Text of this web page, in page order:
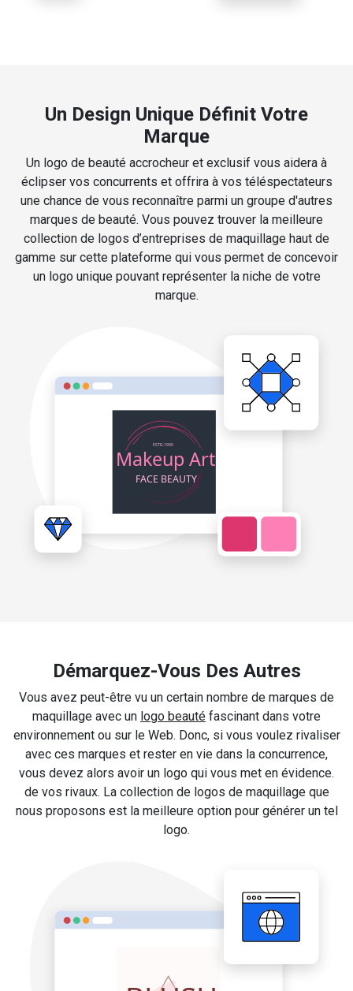
Un Design Unique Définit Votre
Marque
Un logo de beauté accrocheur et exclusif vous aidera à
éclipser vos concurrents et offrira à vos téléspectateurs
une chance de vous reconnaître parmi un groupe d'autres
marques de beauté. Vous pouvez trouver la meilleure
collection de logos d’entreprises de maquillage haut de
gamme sur cette plateforme qui vous permet de concevoir
un logo unique pouvant représenter la niche de votre
marque.
Démarquez-Vous Des Autres
Vous avez peut-être vu un certain nombre de marques de
maquillage avec un logo beauté fascinant dans votre
environnement ou sur le Web. Donc, si vous voulez rivaliser
avec ces marques et rester en vie dans la concurrence,
vous devez alors avoir un logo qui vous met en évidence.
de vos rivaux. La collection de logos de maquillage que
nous proposons est la meilleure option pour générer un tel
logo.